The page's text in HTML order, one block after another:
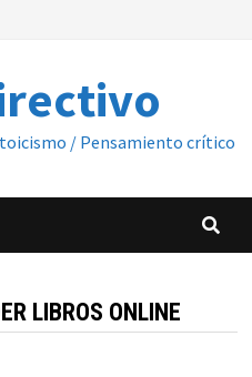
/ Pensamiento crítico
LIBROS ONLINE